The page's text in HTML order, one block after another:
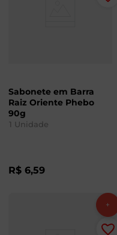
Sabonete em Barra
Raiz Oriente Phebo
90g
1 Unidade
R$ 6,59